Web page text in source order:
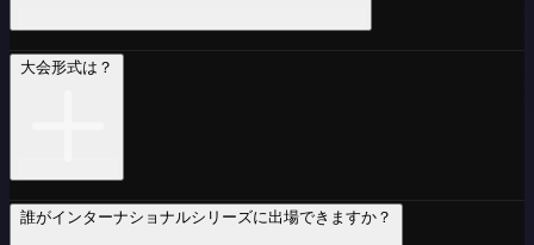
大会形式は？
誰がインターナショナルシリーズに出場できますか？